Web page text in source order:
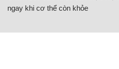
ngay khi cơ thể còn khỏe